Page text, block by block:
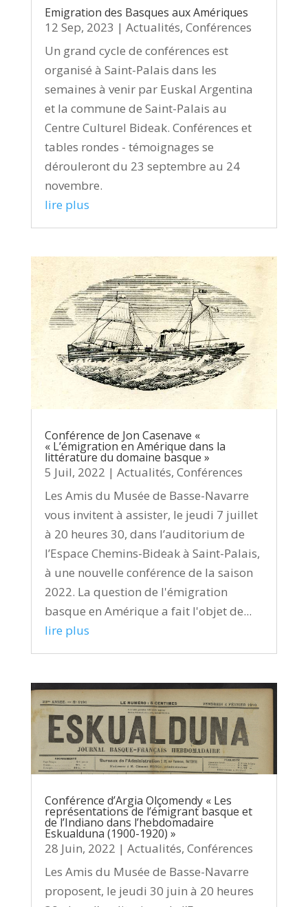
Emigration des Basques aux Amériques
12 Sep, 2023 | Actualités, Conférences
Un grand cycle de conférences est
organisé à Saint-Palais dans les
semaines à venir par Euskal Argentina
et la commune de Saint-Palais au
Centre Culturel Bideak. Conférences et
tables rondes - témoignages se
dérouleront du 23 septembre au 24
novembre.
lire plus
Conférence de Jon Casenave «
« L’émigration en Amérique dans la
littérature du domaine basque »
5 Juil, 2022 | Actualités, Conférences
Les Amis du Musée de Basse-Navarre
vous invitent à assister, le jeudi 7 juillet
à 20 heures 30, dans l’auditorium de
l’Espace Chemins-Bideak à Saint-Palais,
à une nouvelle conférence de la saison
2022. La question de l'émigration
basque en Amérique a fait l'objet de...
lire plus
Conférence d’Argia Olçomendy « Les
représentations de l’émigrant basque et
de l’Indiano dans l’hebdomadaire
Eskualduna (1900-1920) »
28 Juin, 2022 | Actualités, Conférences
Les Amis du Musée de Basse-Navarre
proposent, le jeudi 30 juin à 20 heures